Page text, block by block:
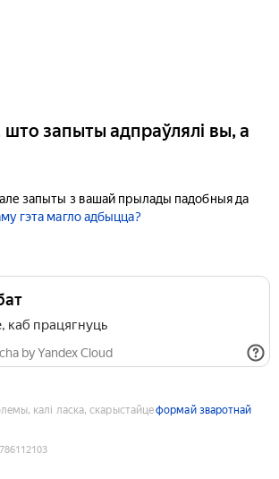
што запыты адпраўлялі вы, а
запыты з вашай прылады падобныя да
гэта магло адбыцца?
каб працягнуць
by Yandex Cloud
калі ласка, скарыстайцеформай зваротнай